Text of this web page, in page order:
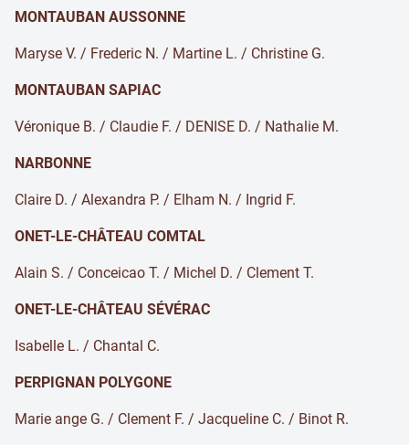
MONTAUBAN AUSSONNE
Maryse V. / Frederic N. / Martine L. / Christine G.
MONTAUBAN SAPIAC
Véronique B. / Claudie F. / DENISE D. / Nathalie M.
NARBONNE
Claire D. / Alexandra P. / Elham N. / Ingrid F.
ONET-LE-CHÂTEAU COMTAL
Alain S. / Conceicao T. / Michel D. / Clement T.
ONET-LE-CHÂTEAU SÉVÉRAC
Isabelle L. / Chantal C.
PERPIGNAN POLYGONE
Marie ange G. / Clement F. / Jacqueline C. / Binot R.